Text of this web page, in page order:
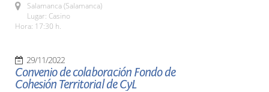
Salamanca (Salamanca)
Lugar: Casino
Hora: 17:30 h.
29/11/2022
Convenio de colaboración Fondo de
Cohesión Territorial de CyL